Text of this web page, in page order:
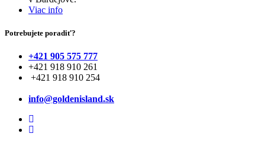
Viac info
Potrebujete poradiť?
+421 905 575 777
+421 918 910 261
+421 918 910 254
info@goldenisland.sk